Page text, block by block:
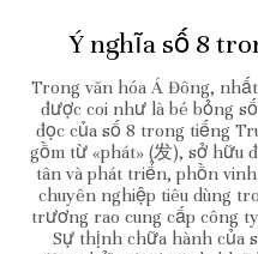
Ý nghĩa số 8
Trong văn hóa Á Đông,
được coi như là bé bỏng
đọc của số 8 trong tiếng
gồm từ «phát» (发), sở hữu
tân và phát triển, phồn
chuyên nghiệp tiêu dùng
trương rao cung cấp công
Sự thịnh chữa hành của